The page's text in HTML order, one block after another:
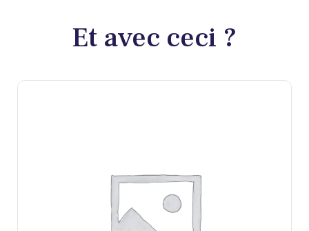
Et avec ceci ?